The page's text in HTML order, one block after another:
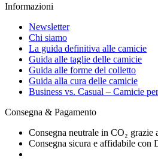
Informazioni
Newsletter
Chi siamo
La guida definitiva alle camicie
Guida alle taglie delle camicie
Guida alle forme del colletto
Guida alla cura delle camicie
Business vs. Casual – Camicie
Consegna & Pagamento
Consegna neutrale in CO₂ grazie
Consegna sicura e affidabile con